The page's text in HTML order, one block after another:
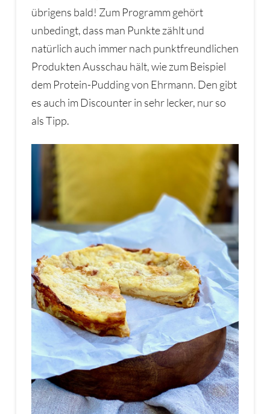
übrigens bald! Zum Programm gehört
unbedingt, dass man Punkte zählt und
natürlich auch immer nach punktfreundlichen
Produkten Ausschau hält, wie zum Beispiel
dem Protein-Pudding von Ehrmann. Den gibt
es auch im Discounter in sehr lecker, nur so
als Tipp.